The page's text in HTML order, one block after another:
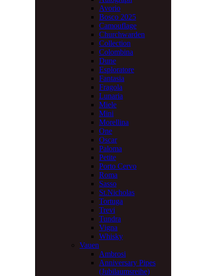
Avorio
Bosco 2025
Camouflage
Churchwarden
Collection
Colombina
Dune
Esploratore
Fantasia
Fragola
Lunaria
Miele
Mini
Morellina
One
Oscar
Paloma
Petite
Porto Cervo
Roma
Sasso
St.Nicholas
Tortuga
Trevi
Tundra
Vigna
Whisky
Vauen
Ambrosi
Anniversary Pipes
(Jubilaumsreihe)